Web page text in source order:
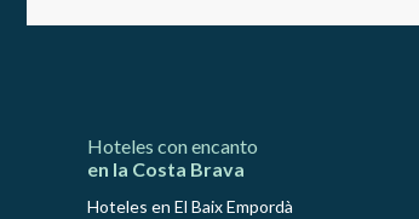
Hoteles con encanto
en la Costa Brava
Hoteles en El Baix Empordà